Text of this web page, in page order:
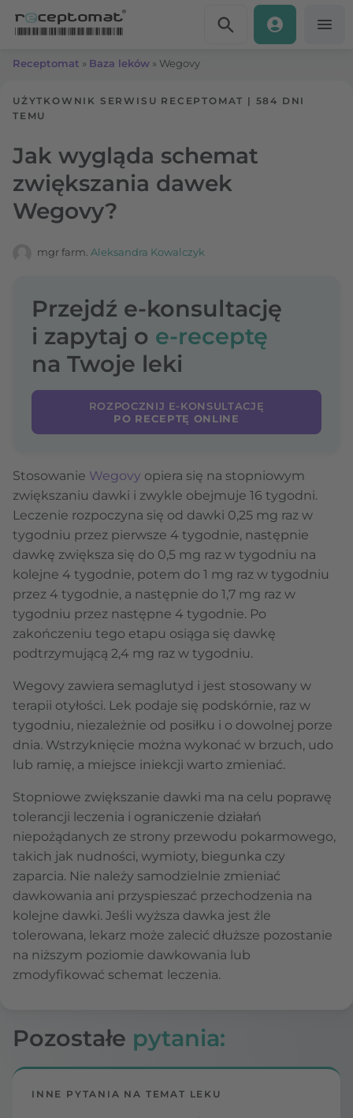
Receptomat » Baza leków » Wegovy
UŻYTKOWNIK SERWISU RECEPTOMAT | 584 DNI
TEMU
Jak wygląda schemat
zwiększania dawek
Wegovy?
mgr farm. Aleksandra Kowalczyk
Przejdź e-konsultację
i zapytaj o e-receptę
na Twoje leki
ROZPOCZNIJ E-KONSULTACJĘ
PO RECEPTĘ ONLINE
Stosowanie Wegovy opiera się na stopniowym
zwiększaniu dawki i zwykle obejmuje 16 tygodni.
Leczenie rozpoczyna się od dawki 0,25 mg raz w
tygodniu przez pierwsze 4 tygodnie, następnie
dawkę zwiększa się do 0,5 mg raz w tygodniu na
kolejne 4 tygodnie, potem do 1 mg raz w tygodniu
przez 4 tygodnie, a następnie do 1,7 mg raz w
tygodniu przez następne 4 tygodnie. Po
zakończeniu tego etapu osiąga się dawkę
podtrzymującą 2,4 mg raz w tygodniu.
Wegovy zawiera semaglutyd i jest stosowany w
terapii otyłości. Lek podaje się podskórnie, raz w
tygodniu, niezależnie od posiłku i o dowolnej porze
dnia. Wstrzyknięcie można wykonać w brzuch, udo
lub ramię, a miejsce iniekcji warto zmieniać.
Stopniowe zwiększanie dawki ma na celu poprawę
tolerancji leczenia i ograniczenie działań
niepożądanych ze strony przewodu pokarmowego,
takich jak nudności, wymioty, biegunka czy
zaparcia. Nie należy samodzielnie zmieniać
dawkowania ani przyspieszać przechodzenia na
kolejne dawki. Jeśli wyższa dawka jest źle
tolerowana, lekarz może zalecić dłuższe pozostanie
na niższym poziomie dawkowania lub
zmodyfikować schemat leczenia.
Pozostałe pytania:
INNE PYTANIA NA TEMAT LEKU